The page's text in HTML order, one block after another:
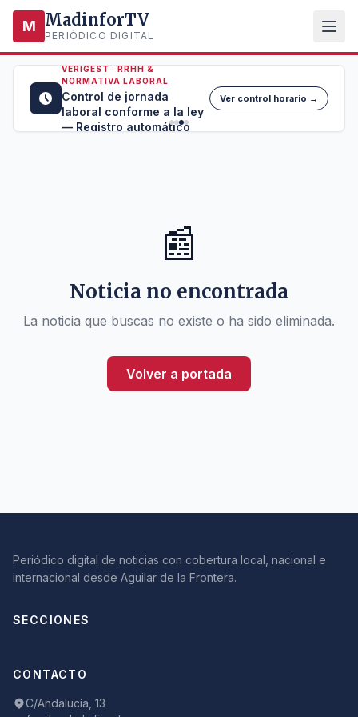
M MadinforTV
PERIÓDICO DIGITAL
VERIGEST · RRHH &
NORMATIVA LABORAL
Control de jornada
laboral conforme a la ley
— Registro automático
Ver control horario →
📰
Noticia no encontrada
La noticia que buscas no existe o ha sido eliminada.
Volver a portada
Periódico digital de noticias con cobertura local, nacional e
internacional desde Aguilar de la Frontera.
SECCIONES
CONTACTO
C/Andalucía, 13